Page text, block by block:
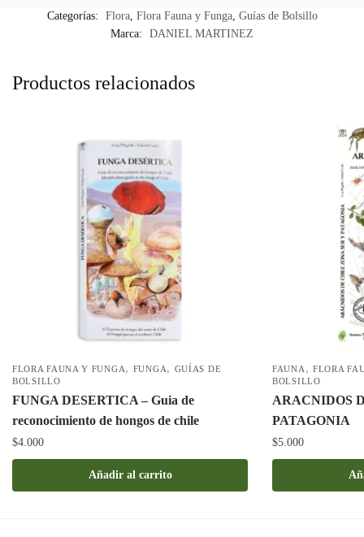
Categorías: Flora, Flora Fauna y Funga, Guías de Bolsillo
Marca:
DANIEL MARTINEZ
Productos relacionados
FLORA FAUNA Y FUNGA, FUNGA, GUÍAS DE
BOLSILLO
FUNGA DESERTICA – Guia de
reconocimiento de hongos de chile
$4.000
Añadir al carrito
FAUNA, FLORA
BOLSILLO
ARACNIDOS
PATAGONIA
$5.000